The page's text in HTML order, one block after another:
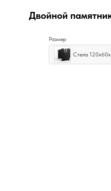
Двойной
Размер
Стела